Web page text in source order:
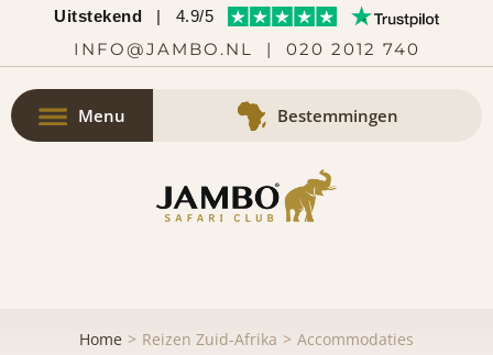
Uitstekend | 4.9/5
INFO@JAMBO.NL | 020 2012 740
Menu Bestemmingen
Home Reizen Zuid-Afrika
Accommodaties